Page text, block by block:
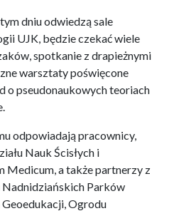
dniu odwiedzą sale
UJK, będzie czekać wiele
spotkanie z drapieżnymi
warsztaty poświęcone
o pseudonaukowych teoriach
odpowiadają pracownicy,
Nauk Ścisłych i
Medicum, a także partnerzy z
Nadnidziańskich Parków
Ogrodu